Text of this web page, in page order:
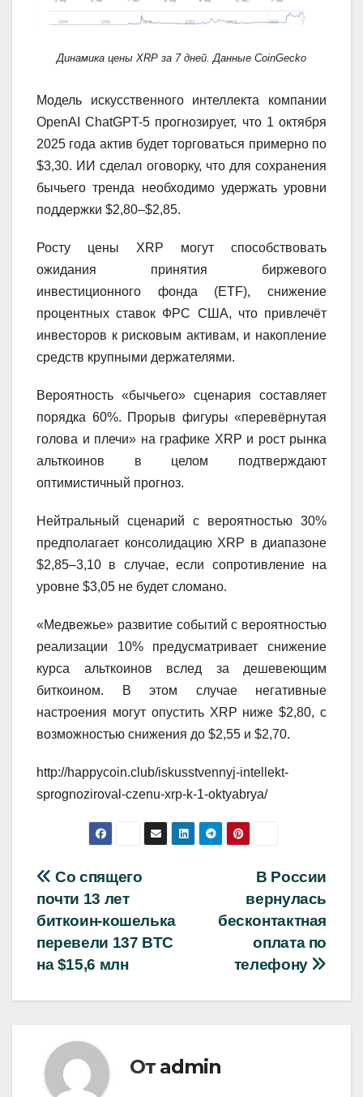
Динамика цены XRP за 7 дней. Данные CoinGecko
Модель искусственного интеллекта компании
OpenAI ChatGPT-5 прогнозирует, что 1 октября
2025 года актив будет торговаться примерно по
$3,30. ИИ сделал оговорку, что для сохранения
бычьего тренда необходимо удержать уровни
поддержки $2,80–$2,85.
Росту цены XRP могут способствовать
ожидания принятия биржевого
инвестиционного фонда (ETF), снижение
процентных ставок ФРС США, что привлечёт
инвесторов к рисковым активам, и накопление
средств крупными держателями.
Вероятность «бычьего» сценария составляет
порядка 60%. Прорыв фигуры «перевёрнутая
голова и плечи» на графике XRP и рост рынка
альткоинов в целом подтверждают
оптимистичный прогноз.
Нейтральный сценарий с вероятностью 30%
предполагает консолидацию XRP в диапазоне
$2,85–3,10 в случае, если сопротивление на
уровне $3,05 не будет сломано.
«Медвежье» развитие событий с вероятностью
реализации 10% предусматривает снижение
курса альткоинов вслед за дешевеющим
биткоином. В этом случае негативные
настроения могут опустить XRP ниже $2,80, с
возможностью снижения до $2,55 и $2,70.
http://happycoin.club/iskusstvennyj-intellekt-
sprognoziroval-czenu-xrp-k-1-oktyabrya/
Навигация
по
записям
В России
вернулась
бесконтактная
оплата по
телефону
Со спящего
почти 13 лет
биткоин-кошелька
перевели 137 BTC
на $15,6 млн
От admin